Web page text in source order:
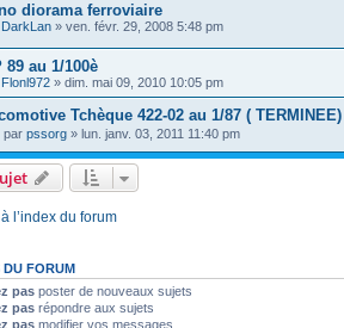
diorama ferroviaire
DarkLan » ven. févr. 29, 2008 5:48 pm
89 au 1/100è
Flonl972 » dim. mai 09, 2010 10:05 pm
Tchèque 422-02 au 1/87 ( TERMINEE)
par pssorg » lun. janv. 03, 2011 11:40 pm
l’index du forum
DU FORUM
pas poster de nouveaux sujets
pas répondre aux sujets
pas modifier vos messages